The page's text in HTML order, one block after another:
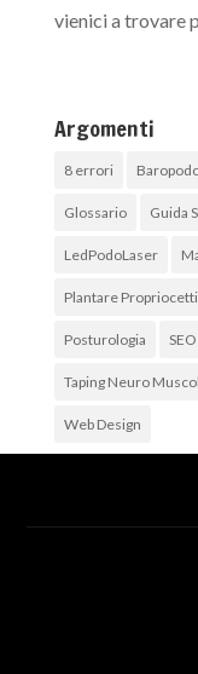
vienici a trovare
Argomenti
8 errori
Glossario Guida
LedPodoLaser
Plantare
Posturologia SEO
Taping Neuro
Web Design
Archivi